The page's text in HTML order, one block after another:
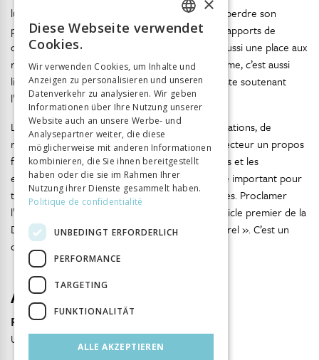
luttes, car aucun groupe dirigeant n’accepte de perdre son
pouvoir sans combattre. Dans son analyse des rapports de
domination entre les sexes et les genres, il fait aussi une place aux
rapports de classe et affirme que, libérer la femme, c’est aussi
libérer l’homme. Il termine par une note optimiste soutenant
l’inéluctabilité de l’émancipation féminine.
Le livre rassemble une grande quantité d’informations, de
résultats de recherche, d’enquêtes et offre au lecteur un propos
fortement argumenté du début à la fin. Les mots et les
expressions sont clairs et efficaces. C’est un livre important pour
tout citoyen attaché à l’émancipation des femmes. Proclamer
l’égalité des êtres humains, comme l’énonce l’article premier de la
Déclaration universelle de 1948, n’est pas « naturel ». C’est un
combat, un combat sans doute sans fin.
Autor
François Audigier
Université de Genève
FRENCH
ITALIAN
Diese Webseite verwendet
Cookies.
Wir verwenden Cookies, um Inhalte und
Anzeigen zu personalisieren und unseren
Datenverkehr zu analysieren. Wir geben
Informationen über Ihre Nutzung unserer
Website auch an unsere Werbe- und
Analysepartner weiter, die diese
möglicherweise mit anderen Informationen
kombinieren, die Sie ihnen bereitgestellt
haben oder die sie im Rahmen Ihrer
Nutzung ihrer Dienste gesammelt haben.
Politique de confidentialité
UNBEDINGT ERFORDERLICH
PERFORMANCE
TARGETING
FUNKTIONALITÄT
ALLE AKZEPTIEREN